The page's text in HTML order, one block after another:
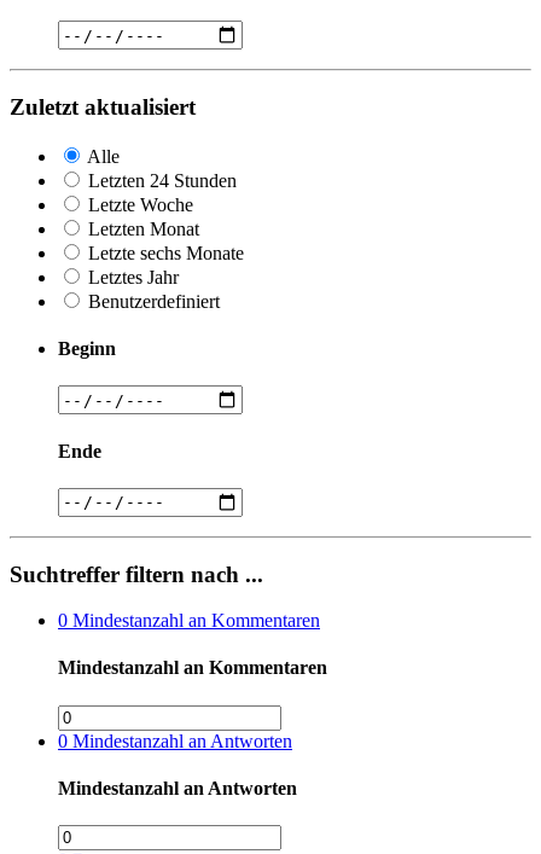
Zuletzt aktualisiert
Alle
Letzten 24 Stunden
Letzte Woche
Letzten Monat
Letzte sechs Monate
Letztes Jahr
Benutzerdefiniert
Beginn
Ende
Suchtreffer filtern nach ...
0 Mindestanzahl an Kommentaren
Mindestanzahl an Kommentaren
0 Mindestanzahl an Antworten
Mindestanzahl an Antworten